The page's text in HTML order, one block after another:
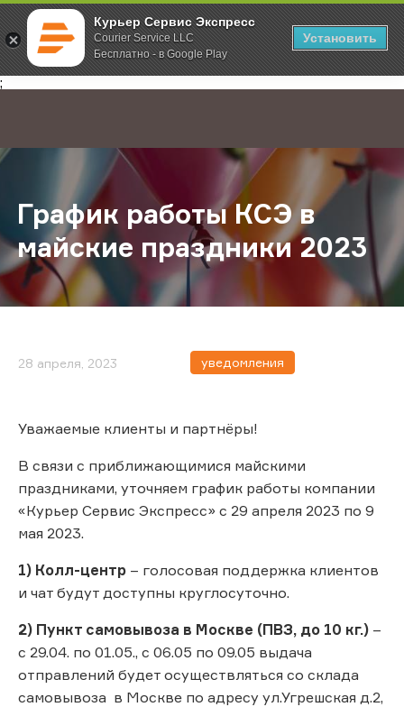
Курьер Сервис Экспресс
Courier Service LLC
Бесплатно - в Google Play
Установить
;
Главная О компании Новости График работы КСЭ в майские
График работы КСЭ в
майские праздники 2023
28 апреля, 2023 уведомления
Уважаемые клиенты и партнёры!
В связи с приближающимися майскими
праздниками, уточняем график работы компании
«Курьер Сервис Экспресс» с 29 апреля 2023 по 9
мая 2023.
1) Колл-центр – голосовая поддержка клиентов
и чат будут доступны круглосуточно.
2) Пункт самовывоза в Москве (ПВЗ, до 10 кг.) –
с 29.04. по 01.05., с 06.05 по 09.05 выдача
отправлений будет осуществляться со склада
самовывоза в Москве по адресу ул.Угрешская д.2,